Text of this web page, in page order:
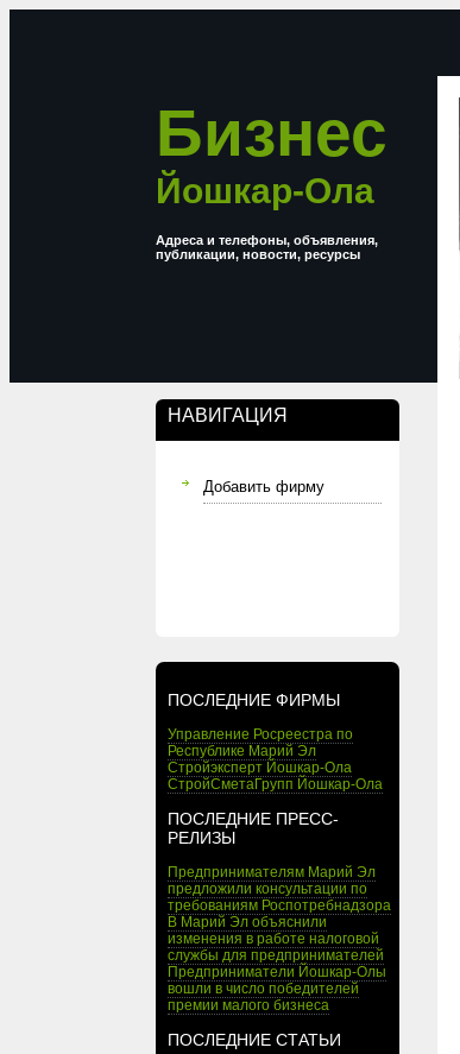
Бизнес
Йошкар-Ола
Адреса и телефоны, объявления,
публикации, новости, ресурсы
НАВИГАЦИЯ
Добавить фирму
ПОСЛЕДНИЕ ФИРМЫ
Управление Росреестра по
Республике Марий Эл
Стройэксперт Йошкар-Ола
СтройСметаГрупп Йошкар-Ола
ПОСЛЕДНИЕ ПРЕСС-
РЕЛИЗЫ
Предпринимателям Марий Эл
предложили консультации по
требованиям Роспотребнадзора
В Марий Эл объяснили
изменения в работе налоговой
службы для предпринимателей
Предприниматели Йошкар-Олы
вошли в число победителей
премии малого бизнеса
ПОСЛЕДНИЕ СТАТЬИ